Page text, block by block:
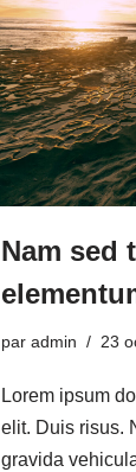
Nam sed
par admin 23
Lorem ipsum
elit. Duis risus.
gravida